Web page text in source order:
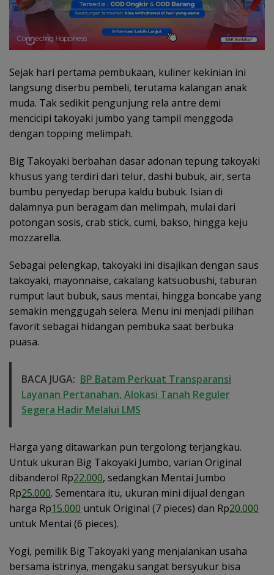
Sejak hari pertama pembukaan, kuliner kekinian ini
langsung diserbu pembeli, terutama kalangan anak
muda. Tak sedikit pengunjung rela antre demi
mencicipi takoyaki jumbo yang tampil menggoda
dengan topping melimpah.
Big Takoyaki berbahan dasar adonan tepung takoyaki
khusus yang terdiri dari telur, dashi bubuk, air, serta
bumbu penyedap berupa kaldu bubuk. Isian di
dalamnya pun beragam dan melimpah, mulai dari
potongan sosis, crab stick, cumi, bakso, hingga keju
mozzarella.
Sebagai pelengkap, takoyaki ini disajikan dengan saus
takoyaki, mayonnaise, cakalang katsuobushi, taburan
rumput laut bubuk, saus mentai, hingga boncabe yang
semakin menggugah selera. Menu ini menjadi pilihan
favorit sebagai hidangan pembuka saat berbuka
puasa.
BACA JUGA: BP Batam Perkuat Transparansi
Layanan Pertanahan, Alokasi Tanah Reguler
Segera Hadir Melalui LMS
Harga yang ditawarkan pun tergolong terjangkau.
Untuk ukuran Big Takoyaki Jumbo, varian Original
dibanderol Rp22.000, sedangkan Mentai Jumbo
Rp25.000. Sementara itu, ukuran mini dijual dengan
harga Rp15.000 untuk Original (7 pieces) dan Rp20.000
untuk Mentai (6 pieces).
Yogi, pemilik Big Takoyaki yang menjalankan usaha
bersama istrinya, mengaku sangat bersyukur bisa